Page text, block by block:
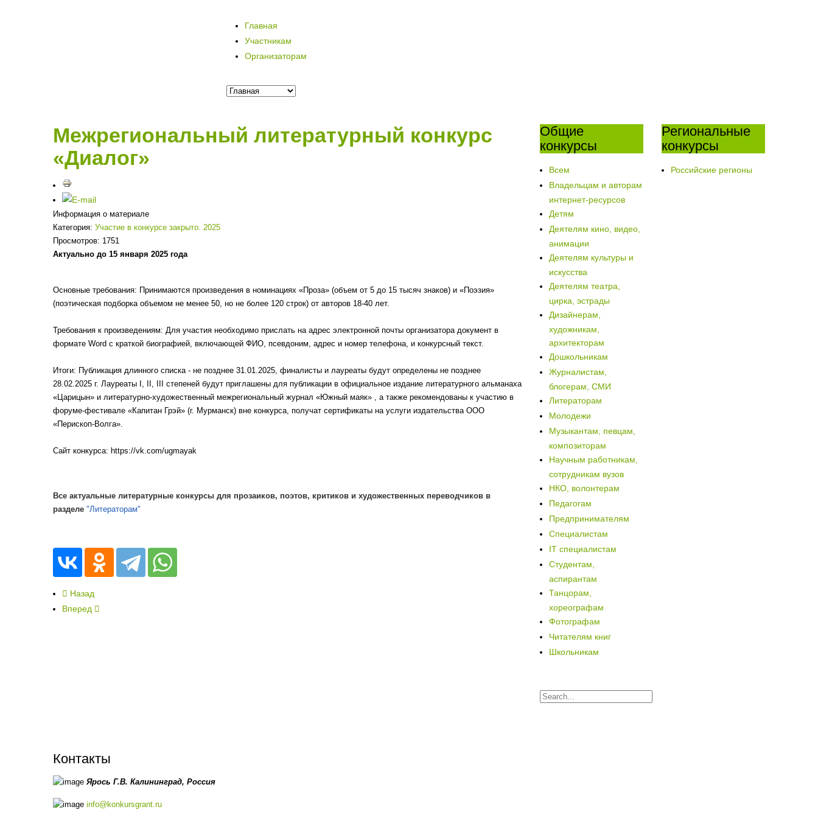
Главная
Участникам
Организаторам
Межрегиональный литературный конкурс
«Диалог»
Информация о материале
Категория: Участие в конкурсе закрыто. 2025
Просмотров: 1751
Актуально до 15 января 2025 года
Основные требования: Принимаются произведения в номинациях «Проза» (объем от 5 до 15 тысяч знаков) и «Поэзия»
(поэтическая подборка объемом не менее 50, но не более 120 строк) от авторов 18-40 лет.
Требования к произведениям: Для участия необходимо прислать на адрес электронной почты организатора документ в
формате Word с краткой биографией, включающей ФИО, псевдоним, адрес и номер телефона, и конкурсный текст.
Итоги: Публикация длинного списка - не позднее 31.01.2025, финалисты и лауреаты будут определены не позднее
28.02.2025 г. Лауреаты I, II, III степеней будут приглашены для публикации в официальное издание литературного альманаха
«Царицын» и литературно-художественный межрегиональный журнал «Южный маяк» , а также рекомендованы к участию в
форуме-фестивале «Капитан Грэй» (г. Мурманск) вне конкурса, получат сертификаты на услуги издательства ООО
«Перископ-Волга».
Сайт конкурса: https://vk.com/ugmayak
Все актуальные литературные конкурсы для прозаиков, поэтов, критиков и художественных переводчиков в
разделе "Литераторам"
Назад
Вперед
Общие
конкурсы
Всем
Владельцам и авторам
интернет-ресурсов
Детям
Деятелям кино, видео,
анимации
Деятелям культуры и
искусства
Деятелям театра,
цирка, эстрады
Дизайнерам,
художникам,
архитекторам
Дошкольникам
Журналистам,
блогерам, СМИ
Литераторам
Молодежи
Музыкантам, певцам,
композиторам
Научным работникам,
сотрудникам вузов
НКО, волонтерам
Педагогам
Предпринимателям
Специалистам
IT специалистам
Студентам,
аспирантам
Танцорам,
хореографам
Фотографам
Читателям книг
Школьникам
Региональные
конкурсы
Российские регионы
Контакты
Ярось Г.В. Калининград, Россия
info@konkursgrant.ru